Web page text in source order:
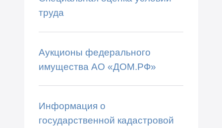
труда
Аукционы федерального
имущества АО «ДОМ.РФ»
Информация о
государственной кадастровой